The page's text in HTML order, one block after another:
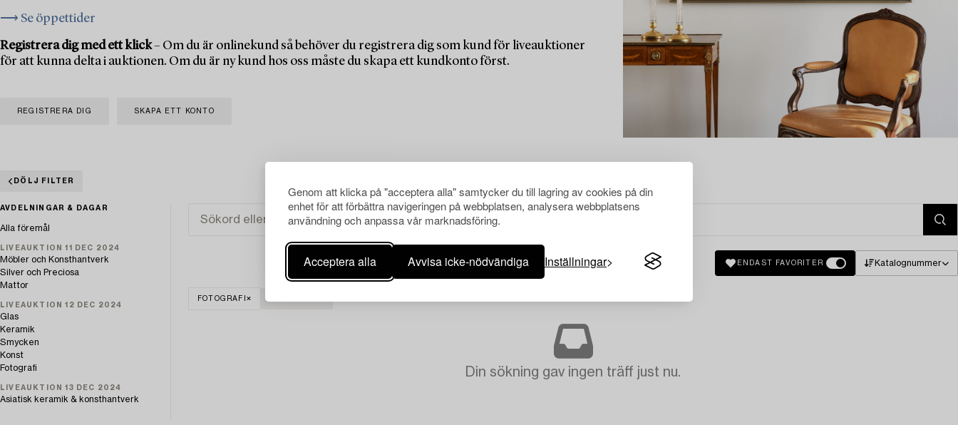
Genom att klicka på "acceptera alla" samtycker du till lagring av cookies på din
enhet för att förbättra navigeringen på webbplatsen, analysera webbplatsens
användning och anpassa vår marknadsföring.
Acceptera alla Avvisa icke-nödvändiga Inställningar
⟶ Se öppettider
Registrera dig med ett klick– Om du är onlinekund så behöver du registrera dig som kund för liveauktioner
för att kunna delta i auktionen. Om du är ny kund hos oss måste du skapa ett kundkonto först.
REGISTRERA DIG SKAPA ETT KONTO
DÖLJ FILTER
AVDELNINGAR & DAGAR
Alla föremål
LIVEAUKTION 11 DEC 2024
Möbler och Konsthantverk
Silver och Preciosa
Mattor
LIVEAUKTION 12 DEC 2024
Glas
Keramik
Smycken
Konst
Fotografi
LIVEAUKTION 13 DEC 2024
Asiatisk keramik & konsthantverk
ENDAST FAVORITER Katalognummer
FOTOGRAFI
Din sökning gav ingen träff just nu.